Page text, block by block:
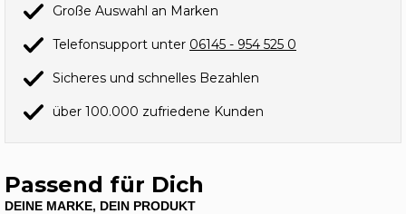
Große Auswahl an Marken
Telefonsupport unter 06145 - 954 525 0
Sicheres und schnelles Bezahlen
über 100.000 zufriedene Kunden
Passend für Dich
DEINE MARKE, DEIN PRODUKT